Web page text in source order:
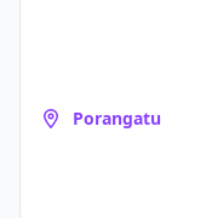
Porangatu